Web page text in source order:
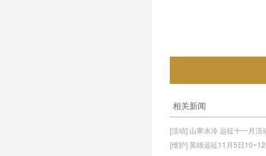
相关新闻
[活动] 山寒水冷 远征十一月活
[维护] 英雄远征11月5日